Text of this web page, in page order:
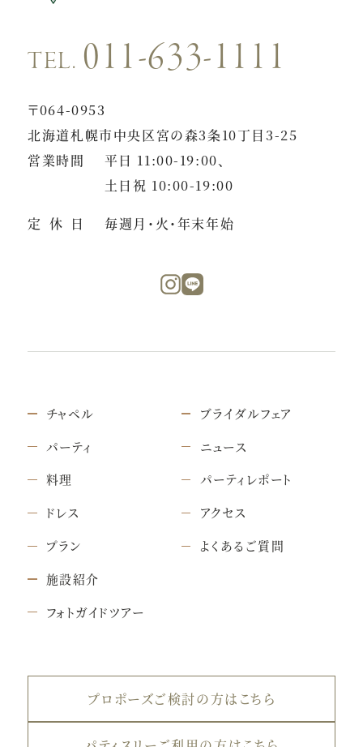
TEL. 011-633-1111
〒064-0953
北海道札幌市中央区宮の森3条10丁目3-25
営業時間
平日 11:00-19:00、
土日祝 10:00-19:00
定休日 毎週月・火・年末年始
チャペル
パーティ
料理
ドレス
プラン
施設紹介
フォトガイドツアー
ブライダルフェア
ニュース
パーティレポート
アクセス
よくあるご質問
プロポーズご検討の方はこちら